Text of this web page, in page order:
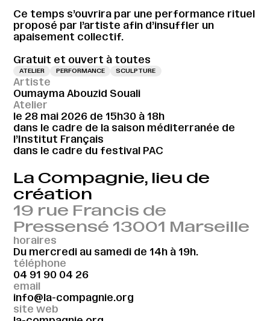
Ce temps s’ouvrira par une performance rituel
proposé par l’artiste afin d’insuffler un
apaisement collectif.
Gratuit et ouvert à toutes
ATELIER PERFORMANCE SCULPTURE
Artiste
Oumayma Abouzid Souali
Atelier
le 28 mai 2026 de 15h30 à 18h
dans le cadre de la saison méditerranée de
l’Institut Français
dans le cadre du festival PAC
La Compagnie, lieu de
création
19 rue Francis de
Pressensé 13001 Marseille
horaires
Du mercredi au samedi de 14h à 19h.
téléphone
04 91 90 04 26
email
info@la-compagnie.org
site web